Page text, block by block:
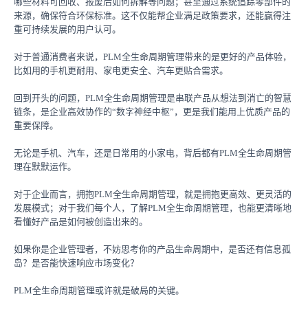
来源，确保符合环保标准。这不仅能帮企业满足政策要求，还能赢得注
重可持续发展的用户认可。
对于普通消费者来说，PLM全生命周期管理带来的是更好的产品体验，
比如用的手机更耐用、家电更安全、汽车更贴合需求。
回到开头的问题，PLM全生命周期管理是串联产品从想法到消亡的智慧
链条，是企业高效协作的“数字神经中枢”，更是我们能用上优质产品的
重要保障。
无论是手机、汽车，还是日常用的小家电，背后都有PLM全生命周期管
理在默默运作。
对于企业而言，拥抱PLM全生命周期管理，就是拥抱更高效、更灵活的
发展模式；对于我们每个人，了解PLM全生命周期管理，也能更清晰地
看懂好产品是如何被创造出来的。
如果你是企业管理者，不妨思考你的产品生命周期中，是否还有信息孤
岛？是否能快速响应市场变化？
PLM全生命周期管理或许就是破局的关键。